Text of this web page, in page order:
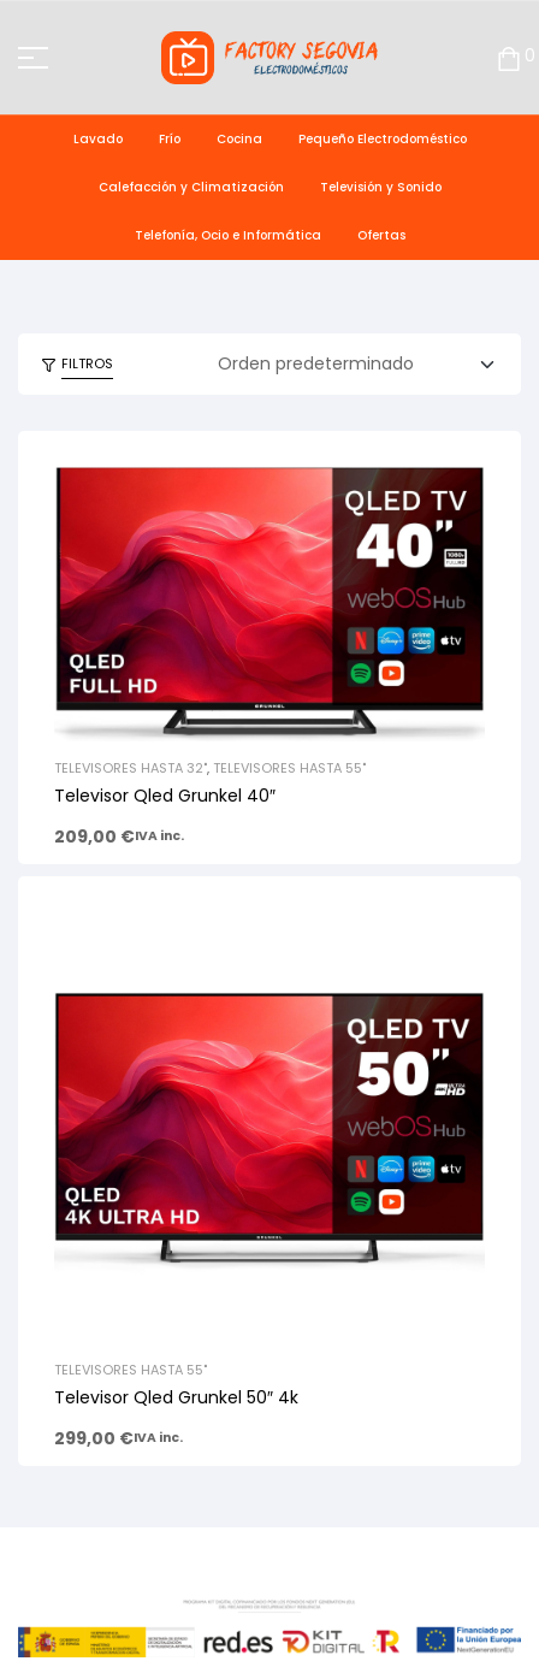
0
Lavado Frío Cocina Pequeño Electrodoméstico
Calefacción y Climatización Televisión y Sonido
Telefonía, Ocio e Informática Ofertas
FILTROS
TELEVISORES HASTA 32", TELEVISORES HASTA 55"
Televisor Qled Grunkel 40″
209,00 €IVA inc.
TELEVISORES HASTA 55"
Televisor Qled Grunkel 50″ 4k
299,00 €IVA inc.